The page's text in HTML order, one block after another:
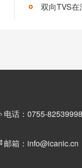
双向TVS
电话：0755-82539998
邮箱：info@icanic.cn